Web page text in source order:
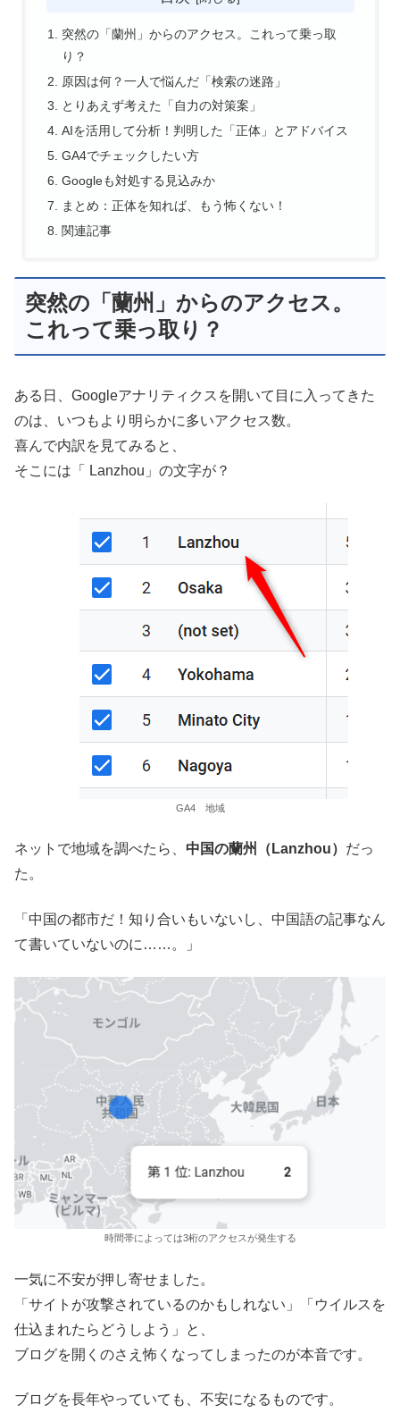
突然の「蘭州」からのアクセス。これって乗っ取
り？
原因は何？一人で悩んだ「検索の迷路」
とりあえず考えた「自力の対策案」
AIを活用して分析！判明した「正体」とアドバイス
GA4でチェックしたい方
Googleも対処する見込みか
まとめ：正体を知れば、もう怖くない！
関連記事
突然の「蘭州」からのアクセス。
これって乗っ取り？
ある日、Googleアナリティクスを開いて目に入ってきた
のは、いつもより明らかに多いアクセス数。
喜んで内訳を見てみると、
そこには「 Lanzhou」の文字が？
GA4 地域
ネットで地域を調べたら、 中国の蘭州（Lanzhou） だっ
た。
「中国の都市だ！知り合いもいないし、中国語の記事なん
て書いていないのに……。」
時間帯によっては3桁のアクセスが発生する
一気に不安が押し寄せました。
「サイトが攻撃されているのかもしれない」「ウイルスを
仕込まれたらどうしよう」と、
ブログを開くのさえ怖くなってしまったのが本音です。
ブログを長年やっていても、不安になるものです。